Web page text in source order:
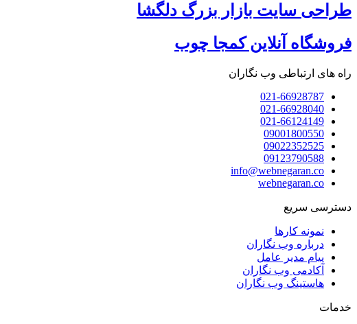
طراحی سایت بازار بزرگ دلگشا
فروشگاه آنلاین کمجا چوب
راه های ارتباطی وب نگاران
021-66928787
021-66928040
021-66124149
09001800550
09022352525
09123790588
info@webnegaran.co
webnegaran.co
دسترسی سریع
نمونه کارها
درباره وب نگاران
پیام مدیر عامل
آکادمی وب نگاران
هاستینگ وب نگاران
خدمات